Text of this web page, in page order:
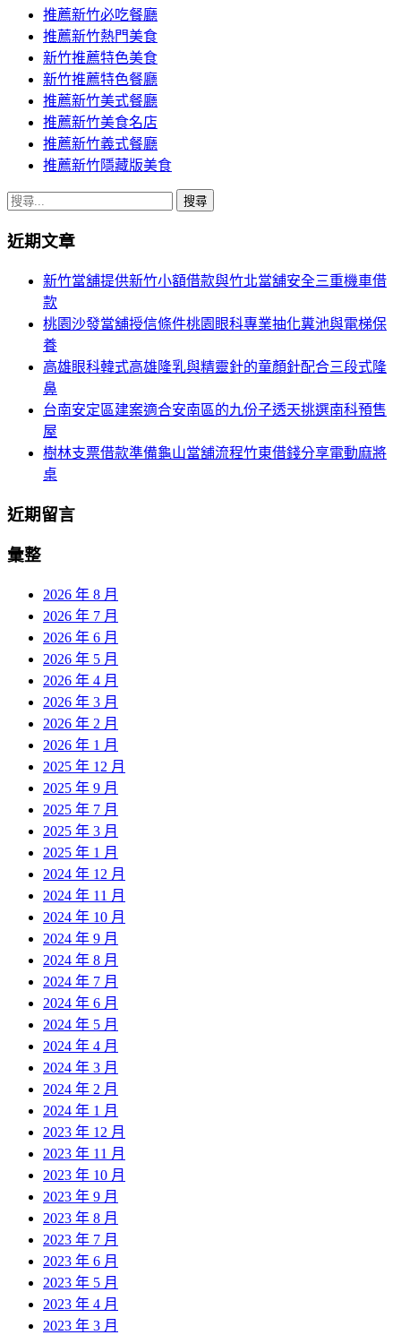
推薦新竹必吃餐廳
推薦新竹熱門美食
新竹推薦特色美食
新竹推薦特色餐廳
推薦新竹美式餐廳
推薦新竹美食名店
推薦新竹義式餐廳
推薦新竹隱藏版美食
搜
關
近期文章
新竹當舖提供新竹小額借款與竹北當舖安全三重機車借
款
桃園沙發當舖授信條件桃園眼科專業抽化糞池與電梯保
養
高雄眼科韓式高雄隆乳與精靈針的童顏針配合三段式隆
鼻
台南安定區建案適合安南區的九份子透天挑選南科預售
屋
樹林支票借款準備龜山當舖流程竹東借錢分享電動麻將
桌
近期留言
彙整
2026 年 8 月
2026 年 7 月
2026 年 6 月
2026 年 5 月
2026 年 4 月
2026 年 3 月
2026 年 2 月
2026 年 1 月
2025 年 12 月
2025 年 9 月
2025 年 7 月
2025 年 3 月
2025 年 1 月
2024 年 12 月
2024 年 11 月
2024 年 10 月
2024 年 9 月
2024 年 8 月
2024 年 7 月
2024 年 6 月
2024 年 5 月
2024 年 4 月
2024 年 3 月
2024 年 2 月
2024 年 1 月
2023 年 12 月
2023 年 11 月
2023 年 10 月
2023 年 9 月
2023 年 8 月
2023 年 7 月
2023 年 6 月
2023 年 5 月
2023 年 4 月
2023 年 3 月